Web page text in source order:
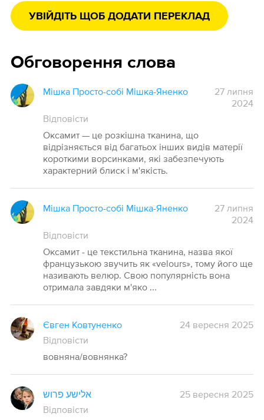
УВІЙДІТЬ ЩОБ ДОДАТИ ПЕРЕКЛАД
Обговорення слова
Мішка Просто-собі Мішка-Яненко
27 липня
2024
Відповісти
Оксамит — це розкішна тканина, що
відрізняється від багатьох інших видів матерії
короткими ворсинками, які забезпечують
характерний блиск і м'якість.
Мішка Просто-собі Мішка-Яненко
27 липня
2024
Відповісти
Оксамит - це текстильна тканина, назва якої
французькою звучить як «velours», тому його ще
називають велюр. Свою популярність вона
отримала завдяки м'яко ...
Євген Ковтуненко
24 вересня 2025
Відповісти
вовняна/вовнянка?
אלישע פרוש
25 вересня 2025
Відповісти